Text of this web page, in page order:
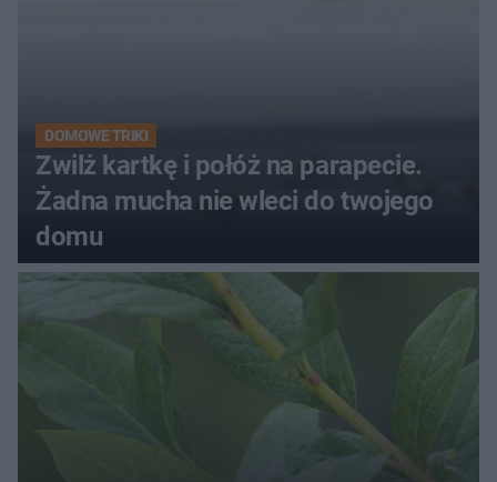
DOMOWE TRIKI
Zwilż kartkę i połóż na parapecie.
Żadna mucha nie wleci do twojego
domu